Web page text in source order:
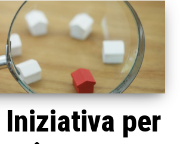
per